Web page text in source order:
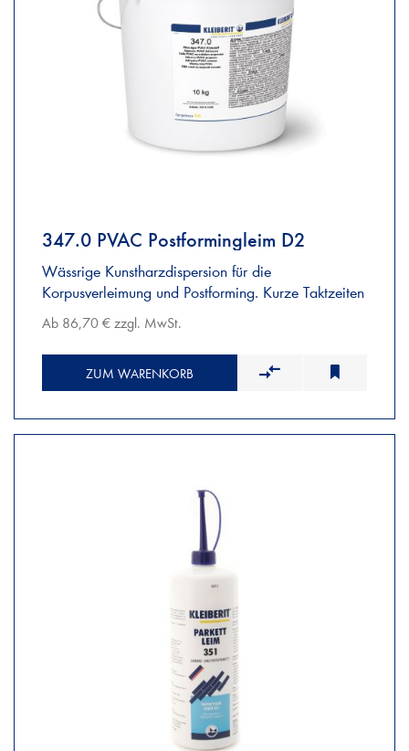
347.0 PVAC Postformingleim D2
Wässrige Kunstharzdispersion für die
Korpusverleimung und Postforming. Kurze Taktzeiten
Ab 86,70 € zzgl. MwSt.
ZUM WARENKORB